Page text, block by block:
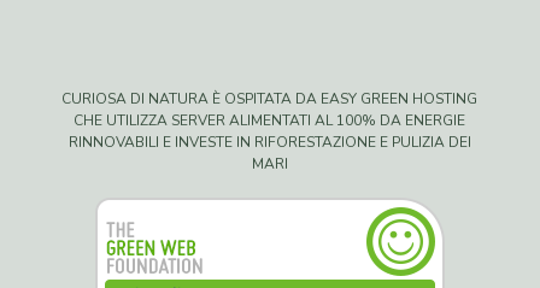
CURIOSA DI NATURA È OSPITATA DA EASY GREEN HOSTING
CHE UTILIZZA SERVER ALIMENTATI AL 100% DA ENERGIE
RINNOVABILI E INVESTE IN RIFORESTAZIONE E PULIZIA DEI
MARI